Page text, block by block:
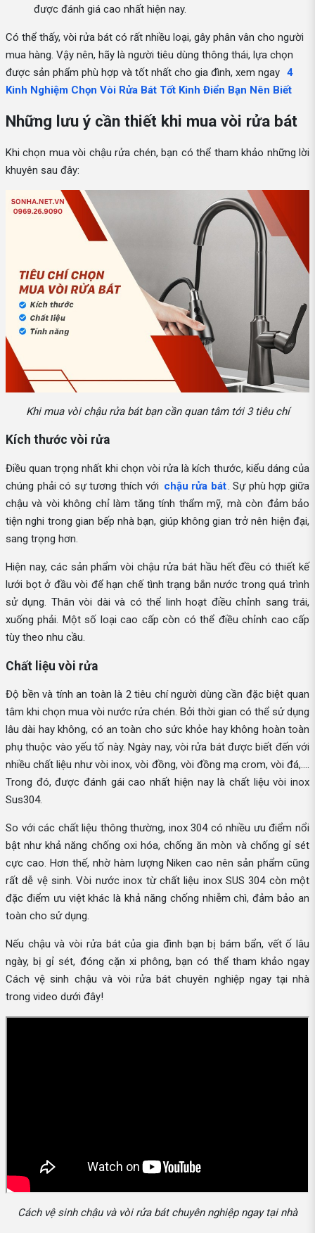
được đánh giá cao nhất hiện nay.
Có thể thấy, vòi rửa bát có rất nhiều loại, gây phân vân cho người
mua hàng. Vậy nên, hãy là người tiêu dùng thông thái, lựa chọn
được sản phẩm phù hợp và tốt nhất cho gia đình, xem ngay 4
Kinh Nghiệm Chọn Vòi Rửa Bát Tốt Kinh Điển Bạn Nên Biết
Những lưu ý cần thiết khi mua vòi rửa bát
Khi chọn mua vòi chậu rửa chén, bạn có thể tham khảo những lời
khuyên sau đây:
Khi mua vòi chậu rửa bát bạn cần quan tâm tới 3 tiêu chí
Kích thước vòi rửa
Điều quan trọng nhất khi chọn vòi rửa là kích thước, kiểu dáng của
chúng phải có sự tương thích với chậu rửa bát. Sự phù hợp giữa
chậu và vòi không chỉ làm tăng tính thẩm mỹ, mà còn đảm bảo
tiện nghi trong gian bếp nhà bạn, giúp không gian trở nên hiện đại,
sang trọng hơn.
Hiện nay, các sản phẩm vòi chậu rửa bát hầu hết đều có thiết kế
lưới bọt ở đầu vòi để hạn chế tình trạng bắn nước trong quá trình
sử dụng. Thân vòi dài và có thể linh hoạt điều chỉnh sang trái,
xuống phải. Một số loại cao cấp còn có thể điều chỉnh cao cấp
tùy theo nhu cầu.
Chất liệu vòi rửa
Độ bền và tính an toàn là 2 tiêu chí người dùng cần đặc biệt quan
tâm khi chọn mua vòi nước rửa chén. Bởi thời gian có thể sử dụng
lâu dài hay không, có an toàn cho sức khỏe hay không hoàn toàn
phụ thuộc vào yếu tố này. Ngày nay, vòi rửa bát được biết đến với
nhiều chất liệu như vòi inox, vòi đồng, vòi đồng mạ crom, vòi đá,....
Trong đó, được đánh gái cao nhất hiện nay là chất liệu vòi inox
Sus304.
So với các chất liệu thông thường, inox 304 có nhiều ưu điểm nổi
bật như khả năng chống oxi hóa, chống ăn mòn và chống gỉ sét
cực cao. Hơn thế, nhờ hàm lượng Niken cao nên sản phẩm cũng
rất dễ vệ sinh. Vòi nước inox từ chất liệu inox SUS 304 còn một
đặc điểm ưu việt khác là khả năng chống nhiễm chì, đảm bảo an
toàn cho sử dụng.
Nếu chậu và vòi rửa bát của gia đình bạn bị bám bẩn, vết ố lâu
ngày, bị gỉ sét, đóng cặn xi phông, bạn có thể tham khảo ngay
Cách vệ sinh chậu và vòi rửa bát chuyên nghiệp ngay tại nhà
trong video dưới đây!
Cách vệ sinh chậu và vòi rửa bát chuyên nghiệp ngay tại nhà